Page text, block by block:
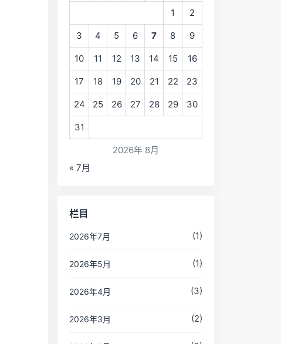
2026年 8月
1 2
3 4 5 6 7 8 9
10 11 12 13 14 15 16
17 18 19 20 21 22 23
24 25 26 27 28 29 30
31
« 7月
栏目
2026年7月 (1)
2026年5月 (1)
2026年4月 (3)
2026年3月 (2)